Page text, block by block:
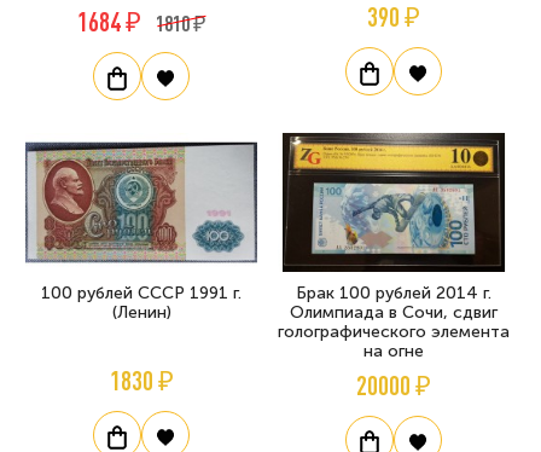
1684 ₽ 1810 ₽ 390 ₽
100 рублей СССР 1991 г.
(Ленин)
1830 ₽
Брак 100 рублей 2014 г.
Олимпиада в Сочи, сдвиг
голографического элемента
на огне
20000 ₽